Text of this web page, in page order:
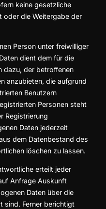
keine gesetzliche
oder die Weitergabe der
Person unter freiwilliger
dient dem für die
dazu, der betroffenen
anzubieten, die aufgrund
Benutzern
Personen steht
Registrierung
Daten jederzeit
dem Datenbestand des
löschen zu lassen.
erteilt jeder
Anfrage Auskunft
Daten über die
sind. Ferner berichtigt